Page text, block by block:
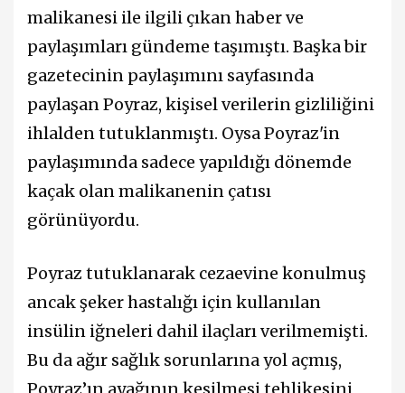
malikanesi ile ilgili çıkan haber ve
paylaşımları gündeme taşımıştı. Başka bir
gazetecinin paylaşımını sayfasında
paylaşan Poyraz, kişisel verilerin gizliliğini
ihlalden tutuklanmıştı. Oysa Poyraz'in
paylaşımında sadece yapıldığı dönemde
kaçak olan malikanenin çatısı
görünüyordu.
Poyraz tutuklanarak cezaevine konulmuş
ancak şeker hastalığı için kullanılan
insülin iğneleri dahil ilaçları verilmemişti.
Bu da ağır sağlık sorunlarına yol açmış,